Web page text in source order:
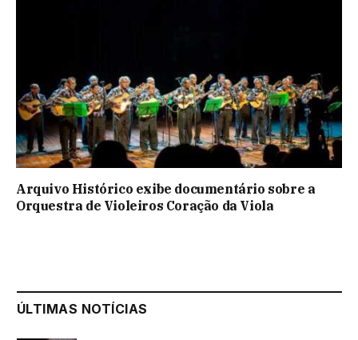
Arquivo Histórico exibe documentário sobre a
Orquestra de Violeiros Coração da Viola
ÚLTIMAS NOTÍCIAS